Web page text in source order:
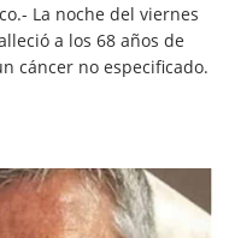
La noche del viernes
a los 68 años de
cáncer no especificado.